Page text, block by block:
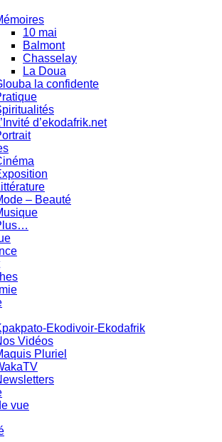
10 mai
Balmont
Chasselay
La Doua
la confidente
d’ekodafrik.net
– Beauté
Ekodivoir-Ekodafrik
Vidéos
Pluriel
vue